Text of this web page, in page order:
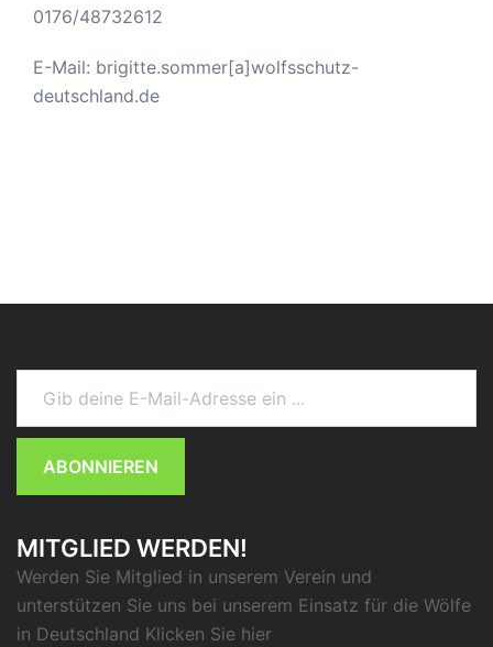
0176/48732612
E-Mail: brigitte.sommer[a]wolfsschutz-
deutschland.de
Gib deine E-Mail-Adresse ein ...
ABONNIEREN
MITGLIED WERDEN!
Werden Sie Mitglied in unserem Verein und
unterstützen Sie uns bei unserem Einsatz für die Wölfe
in Deutschland Klicken Sie hier